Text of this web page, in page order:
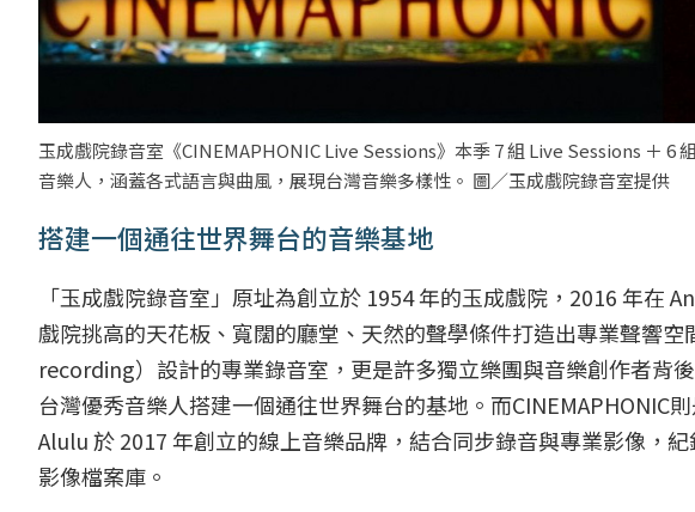
玉成戲院錄音室《CINEMAPHONIC Live Sessions》本季 7 組 Live Sessions ＋
音樂人，涵蓋各式語言與曲風，展現台灣音樂多樣性。 圖／玉成戲院錄音室提供
搭建一個通往世界舞台的音樂基地
「玉成戲院錄音室」原址為創立於 1954 年的玉成戲院，2016 年在
戲院挑高的天花板、寬闊的廳堂、天然的聲學條件打造出專業聲響
recording）設計的專業錄音室，更是許多獨立樂團與音樂創作者背
台灣優秀音樂人搭建一個通往世界舞台的基地。而CINEMAPHONIC
Alulu 於 2017 年創立的線上音樂品牌，結合同步錄音與專業影像，
影像檔案庫。